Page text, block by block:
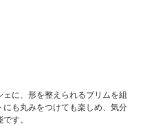
に、形を整えられるブリムを組
も丸みをつけても楽しめ、気分
す。